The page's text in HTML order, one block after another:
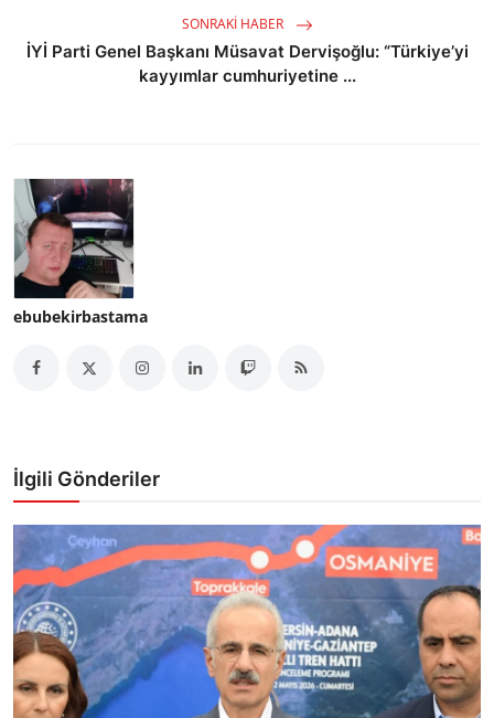
SONRAKI HABER
İYİ Parti Genel Başkanı Müsavat Dervişoğlu: “Türkiye’yi
kayyımlar cumhuriyetine ...
ebubekirbastama
İlgili Gönderiler